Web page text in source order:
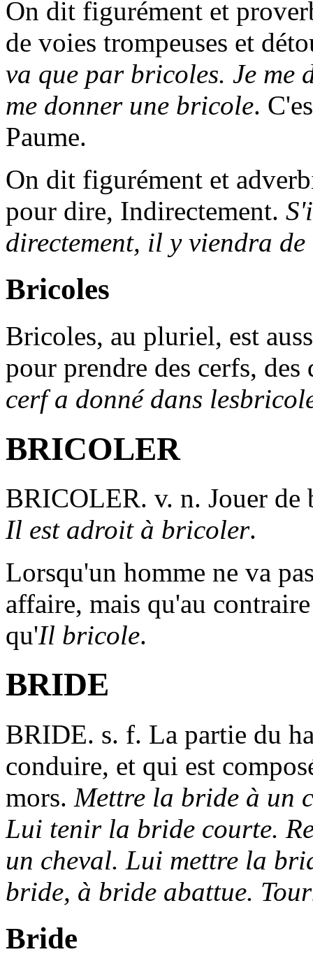
On dit figurément et
de voies trompeuses et
va que par bricoles. Je me
me donner une bricole.
Paume.
On dit figurément et
pour dire, Indirectement.
directement, il y viendra
Bricoles
Bricoles, au pluriel, est
pour prendre des cerfs,
cerf a donné dans
BRICOLER
BRICOLER. v. n. Jouer
Il est adroit à bricoler.
Lorsqu'un homme ne va
affaire, mais qu'au
qu'Il bricole.
BRIDE
BRIDE. s. f. La partie du
conduire, et qui est
mors. Mettre la bride à un
Lui tenir la bride courte.
un cheval. Lui mettre la
bride, à bride abattue.
Bride